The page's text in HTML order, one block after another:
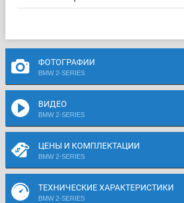
ФОТОГРАФИИ
BMW 2-SERIES
ВИДЕО
BMW 2-SERIES
ЦЕНЫ И КОМПЛЕКТАЦИИ
BMW 2-SERIES
ТЕХНИЧЕСКИЕ ХАРАКТЕРИСТИКИ
BMW 2-SERIES